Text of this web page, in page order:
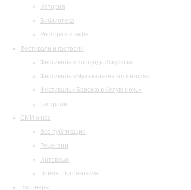
История
Библиотека
Ресторан и кафе
Фестивали и гастроли
Фестиваль «Площадь Искусств»
Фестиваль «Музыкальная коллекция»
Фестиваль «Барокко в белую ночь»
Гастроли
СМИ о нас
Все публикации
Рецензии
Интервью
Время Шостаковича
Партнеры